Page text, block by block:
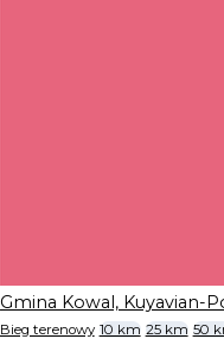
Gmina Kowal, Kuyavian-
Bieg terenowy 10 km 25 km 50